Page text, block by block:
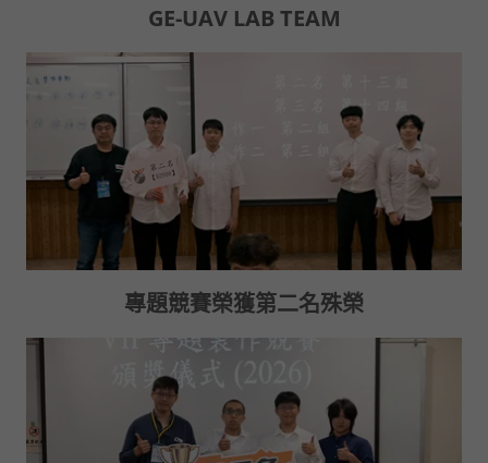
GE-UAV LAB TEAM
專題競賽榮獲第二名殊榮